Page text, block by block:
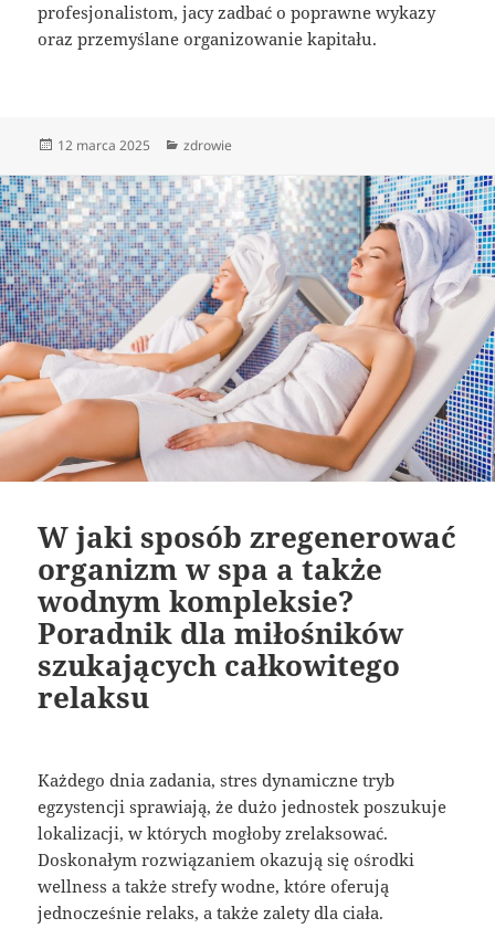
profesjonalistom, jacy zadbać o poprawne wykazy
oraz przemyślane organizowanie kapitału.
Data
12 marca 2025 Kategorie
zdrowie
W jaki sposób zregenerować
organizm w spa a także
wodnym kompleksie?
Poradnik dla miłośników
szukających całkowitego
relaksu
Każdego dnia zadania, stres dynamiczne tryb
egzystencji sprawiają, że dużo jednostek poszukuje
lokalizacji, w których mogłoby zrelaksować.
Doskonałym rozwiązaniem okazują się ośrodki
wellness a także strefy wodne, które oferują
jednocześnie relaks, a także zalety dla ciała.